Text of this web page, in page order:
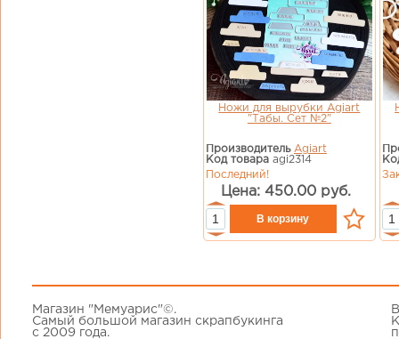
Ножи для вырубки Agiart
"Табы. Сет №2"
Производитель Agiart
Код товара agi2314
Последний!
Цена: 450.00 руб.
Магазин "Мемуарис"©.
Самый большой магазин скрапбукинга
с 2009 года.